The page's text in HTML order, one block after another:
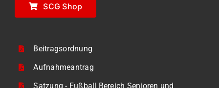
SCG Shop
Beitragsordnung
Aufnahmeantrag
Satzung - Fußball Bereich Senioren und